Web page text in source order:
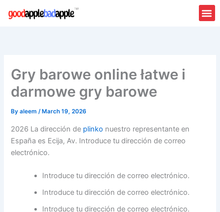
Gry barowe online łatwe i
darmowe gry barowe
Byaleem/ March 19, 2026
2026 La dirección de plinko nuestro representante en
España es Ecija, Av. Introduce tu dirección de correo
electrónico.
Introduce tu dirección de correo electrónico.
Introduce tu dirección de correo electrónico.
Introduce tu dirección de correo electrónico.